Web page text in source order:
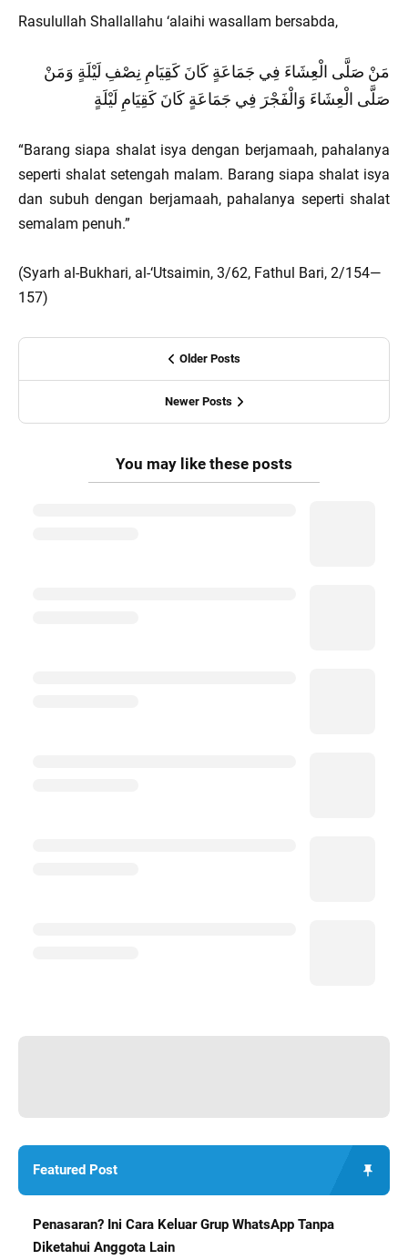
Rasulullah Shallallahu ‘alaihi wasallam bersabda,
مَنْ صَلَّى الْعِشَاءَ فِي جَمَاعَةٍ كَانَ كَقِيَامِ نِصْفِ لَيْلَةٍ وَمَنْ
صَلَّى الْعِشَاءَ وَالْفَجْرَ فِي جَمَاعَةٍ كَانَ كَقِيَامِ لَيْلَةٍ
“Barang siapa shalat isya dengan berjamaah, pahalanya
seperti shalat setengah malam. Barang siapa shalat isya
dan subuh dengan berjamaah, pahalanya seperti shalat
semalam penuh.”
(Syarh al-Bukhari, al-‘Utsaimin, 3/62, Fathul Bari, 2/154—
157)
Older Posts
Newer Posts
You may like these posts
Featured Post
Penasaran? Ini Cara Keluar Grup WhatsApp Tanpa
Diketahui Anggota Lain